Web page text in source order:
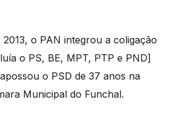
o PAN integrou a coligação
o PS, BE, MPT, PTP e PND]
o PSD de 37 anos na
Municipal do Funchal.